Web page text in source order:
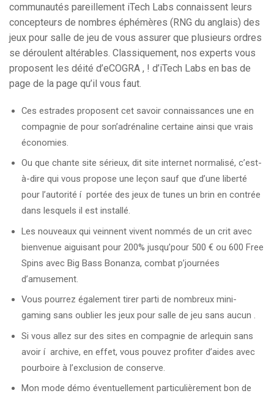
communautés pareillement iTech Labs connaissent leurs
concepteurs de nombres éphémères (RNG du anglais) des
jeux pour salle de jeu de vous assurer que plusieurs ordres
se déroulent altérables. Classiquement, nos experts vous
proposent les déité d’eCOGRA , ! d’iTech Labs en bas de
page de la page qu’il vous faut.
Ces estrades proposent cet savoir connaissances une en
compagnie de pour son’adrénaline certaine ainsi que vrais
économies.
Ou que chante site sérieux, dit site internet normalisé, c’est-
à-dire qui vous propose une leçon sauf que d’une liberté
pour l’autorité í portée des jeux de tunes un brin en contrée
dans lesquels il est installé.
Les nouveaux qui veinnent vivent nommés de un crit avec
bienvenue aiguisant pour 200% jusqu’pour 500 € ou 600 Free
Spins avec Big Bass Bonanza, combat p’journées
d’amusement.
Vous pourrez également tirer parti de nombreux mini-
gaming sans oublier les jeux pour salle de jeu sans aucun .
Si vous allez sur des sites en compagnie de arlequin sans
avoir í archive, en effet, vous pouvez profiter d’aides avec
pourboire à l’exclusion de conserve.
Mon mode démo éventuellement particulièrement bon de